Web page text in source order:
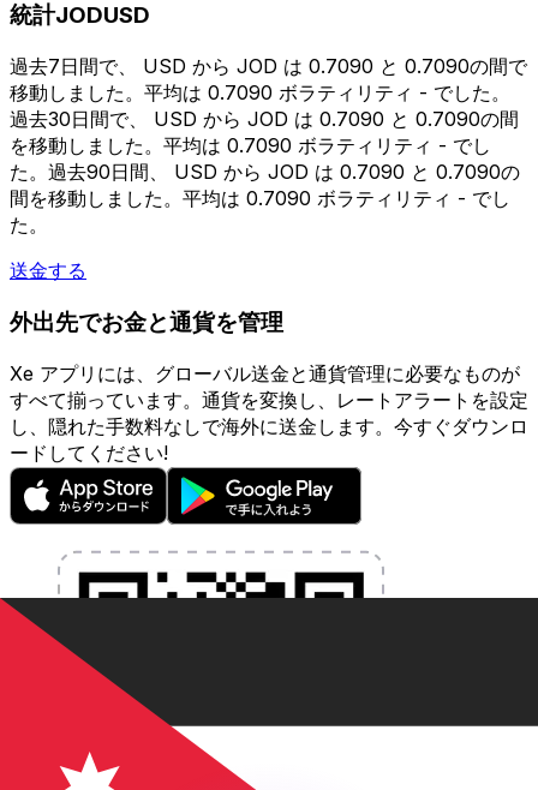
統計JODUSD
過去7日間で、 USD から JOD は 0.7090 と 0.7090の間で
移動しました。平均は 0.7090 ボラティリティ - でした。
過去30日間で、 USD から JOD は 0.7090 と 0.7090の間
を移動しました。平均は 0.7090 ボラティリティ - でし
た。過去90日間、 USD から JOD は 0.7090 と 0.7090の
間を移動しました。平均は 0.7090 ボラティリティ - でし
た。
送金する
外出先でお金と通貨を管理
Xe アプリには、グローバル送金と通貨管理に必要なものが
すべて揃っています。通貨を変換し、レートアラートを設定
し、隠れた手数料なしで海外に送金します。今すぐダウンロ
ードしてください!